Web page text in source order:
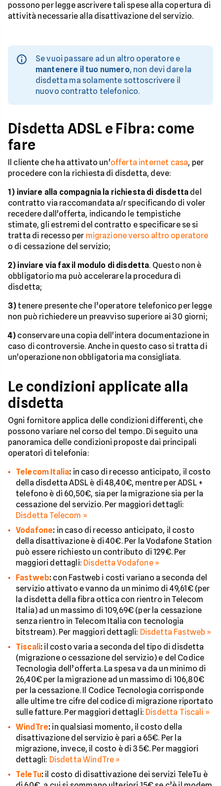
possono per legge ascrivere tali spese alla copertura di
attività necessarie alla disattivazione del servizio.
Se vuoi passare ad un altro operatore e
mantenere il tuo numero, non devi dare la
disdetta ma solamente sottoscrivere il
nuovo contratto telefonico.
Disdetta ADSL e Fibra: come
fare
Il cliente che ha attivato un'offerta internet casa, per
procedere con la richiesta di disdetta, deve:
1) inviare alla compagnia la richiesta di disdetta del
contratto via raccomandata a/r specificando di voler
recedere dall'offerta, indicando le tempistiche
stimate, gli estremi del contratto e specificare se si
tratta di recesso per migrazione verso altro operatore
o di cessazione del servizio;
2) inviare via fax il modulo di disdetta. Questo non è
obbligatorio ma può accelerare la procedura di
disdetta;
3)tenere presente che l’operatore telefonico per legge
non può richiedere un preavviso superiore ai 30 giorni;
4) conservare una copia dell'intera documentazione in
caso di controversie. Anche in questo caso si tratta di
un'operazione non obbligatoria ma consigliata.
Le condizioni applicate alla
disdetta
Ogni fornitore applica delle condizioni differenti, che
possono variare nel corso del tempo. Di seguito una
panoramica delle condizioni proposte dai principali
operatori di telefonia:
Telecom Italia: in caso di recesso anticipato, il costo
della disdetta ADSL è di 48,40€, mentre per ADSL +
telefono è di 60,50€, sia per la migrazione sia per la
cessazione del servizio. Per maggiori dettagli:
Disdetta Telecom »
Vodafone: in caso di recesso anticipato, il costo
della disattivazione è di 40€. Per la Vodafone Station
può essere richiesto un contributo di 129€. Per
maggiori dettagli: Disdetta Vodafone »
Fastweb: con Fastweb i costi variano a seconda del
servizio attivato e vanno da un minimo di 49,61€ (per
la disdetta della fibra ottica con rientro in Telecom
Italia) ad un massimo di 109,69€ (per la cessazione
senza rientro in Telecom Italia con tecnologia
bitstream). Per maggiori dettagli: Disdetta Fastweb »
Tiscali: il costo varia a seconda del tipo di disdetta
(migrazione o cessazione del servizio) e del Codice
Tecnologia dell’offerta. La spesa va da un minimo di
26,40€ per la migrazione ad un massimo di 106,80€
per la cessazione. Il Codice Tecnologia corrisponde
alle ultime tre cifre del codice di migrazione riportato
sulle fatture. Per maggiori dettagli: Disdetta Tiscali »
WindTre: in qualsiasi momento, il costo della
disattivazione del servizio è pari a 65€. Per la
migrazione, invece, il costo è di 35€. Per maggiori
dettagli: Disdetta WindTre »
TeleTu: il costo di disattivazione dei servizi TeleTu è